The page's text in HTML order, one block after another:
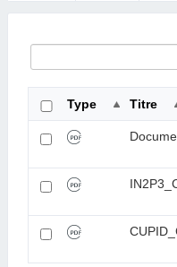
Type Titre